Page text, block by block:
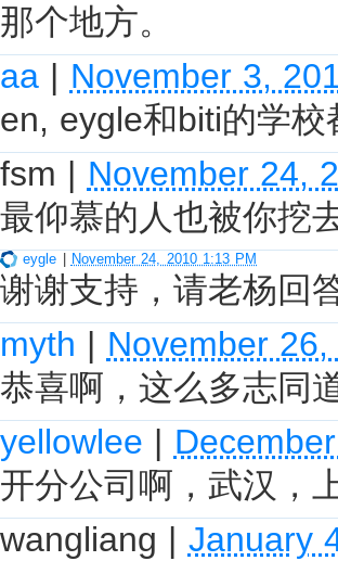
那个地方。
aa | November 3,
en, eygle和biti的学
fsm | November 24,
最仰慕的人也被你挖
eygle November 24, 2010 1:13 PM
谢谢支持，请老杨回
myth | November
恭喜啊，这么多志同
yellowlee |
开分公司啊，武汉，
wangliang | January